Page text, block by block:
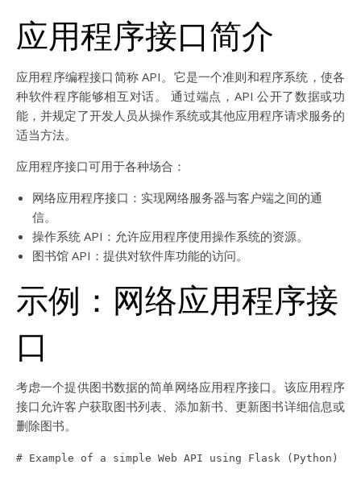
应用程序接口简介
应用程序编程接口简称 API。它是一个准则和程序系统，使各
种软件程序能够相互对话。 通过端点，API 公开了数据或功
能，并规定了开发人员从操作系统或其他应用程序请求服务的
适当方法。
应用程序接口可用于各种场合：
网络应用程序接口：实现网络服务器与客户端之间的通
信。
操作系统 API：允许应用程序使用操作系统的资源。
图书馆 API：提供对软件库功能的访问。
示例：网络应用程序接
口
考虑一个提供图书数据的简单网络应用程序接口。该应用程序
接口允许客户获取图书列表、添加新书、更新图书详细信息或
删除图书。
# Example of a simple Web API using Flask (Python)